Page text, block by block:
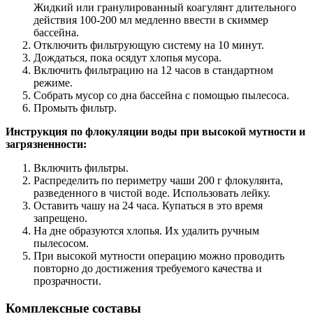
Жидкий или гранулированный коагулянт длительного
действия 100-200 мл медленно ввести в скиммер
бассейна.
Отключить фильтрующую систему на 10 минут.
Дождаться, пока осядут хлопья мусора.
Включить фильтрацию на 12 часов в стандартном
режиме.
Собрать мусор со дна бассейна с помощью пылесоса.
Промыть фильтр.
Инструкция по флокуляции воды при высокой мутности и
загрязненности:
Включить фильтры.
Распределить по периметру чаши 200 г флокулянта,
разведенного в чистой воде. Использовать лейку.
Оставить чашу на 24 часа. Купаться в это время
запрещено.
На дне образуются хлопья. Их удалить ручным
пылесосом.
При высокой мутности операцию можно проводить
повторно до достижения требуемого качества и
прозрачности.
Комплексные составы